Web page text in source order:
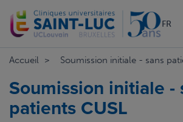
au
contenu
FR
Accueil Soumission initiale - sans
Soumission initiale -
patients CUSL